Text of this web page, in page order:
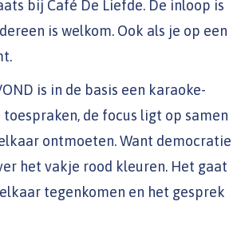
bij Café De Liefde. De inloop is
is welkom. Ook als je op een
is in de basis een karaoke-
toespraken, de focus ligt op samen
ontmoeten. Want democratie
het vakje rood kleuren. Het gaat
tegenkomen en het gesprek